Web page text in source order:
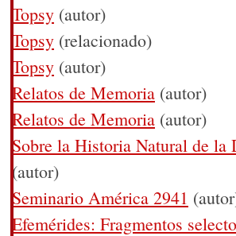
Topsy (autor)
Topsy (relacionado)
Topsy (autor)
Relatos de Memoria (autor)
Relatos de Memoria (autor)
Sobre la Historia Natural de la
(autor)
Seminario América 2941
Efemérides: Fragmentos